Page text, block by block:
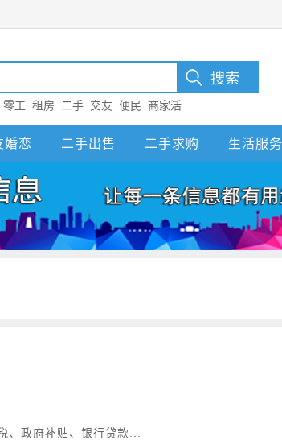
零工 租房 二手 交友 便民
商家活
婚恋 二手出售 二手求购 生活服务
、政府补贴、银行贷款...